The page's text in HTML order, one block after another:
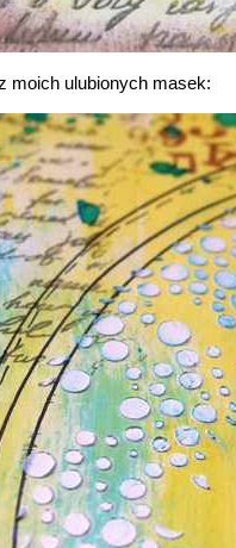
moich ulubionych masek: